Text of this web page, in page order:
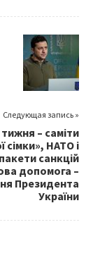
Следующая запись »
– саміти
сімки», НАТО і
санкцій
допомога –
Президента
України